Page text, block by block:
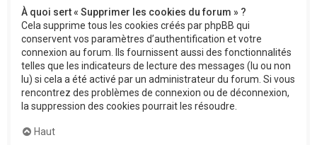
À quoi sert « Supprimer les cookies du forum » ?
Cela supprime tous les cookies créés par phpBB qui
conservent vos paramètres d’authentification et votre
connexion au forum. Ils fournissent aussi des fonctionnalités
telles que les indicateurs de lecture des messages (lu ou non
lu) si cela a été activé par un administrateur du forum. Si vous
rencontrez des problèmes de connexion ou de déconnexion,
la suppression des cookies pourrait les résoudre.
Haut